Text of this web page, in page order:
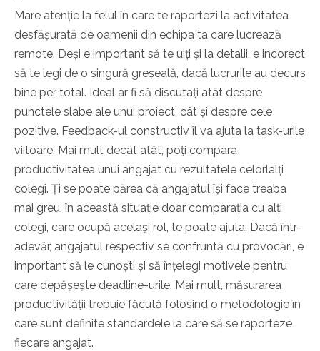
Mare atenție la felul în care te raportezi la activitatea
desfășurată de oamenii din echipa ta care lucrează
remote. Deși e important să te uiți și la detalii, e incorect
să te legi de o singură greșeală, dacă lucrurile au decurs
bine per total. Ideal ar fi să discutați atât despre
punctele slabe ale unui proiect, cât și despre cele
pozitive. Feedback-ul constructiv îl va ajuta la task-urile
viitoare. Mai mult decât atât, poți compara
productivitatea unui angajat cu rezultatele celorlalți
colegi. Ți se poate părea că angajatul își face treaba
mai greu, în această situație doar comparația cu alți
colegi, care ocupă același rol, te poate ajuta. Dacă într-
adevăr, angajatul respectiv se confruntă cu provocări, e
important să le cunoști și să înțelegi motivele pentru
care depășește deadline-urile. Mai mult, măsurarea
productivității trebuie făcută folosind o metodologie în
care sunt definite standardele la care să se raporteze
fiecare angajat.